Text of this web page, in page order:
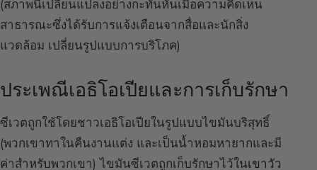
(สภาพนี้เปลี่ยนแปลงอย่างกะทันหันเมื่อความคิดเห็น
สาธารณะซึ่งได้รับการแจ้งเตือนจากสื่อและนักสิ่ง
แวดล้อม เปลี่ยนรูปแบบการบริโภค)
ประเพณีเอธิโอเปียและการเก็บรักษา
ซีเวตถูกใช้โดยชาวเอธิโอเปียในรูปแบบไขมันบริสุทธิ์
(พวกเขาทาในคืนงานแต่ง และเป็นน้ำหอมหายากและมี
ค่าสำหรับพวกเขา) ไขมันซีเวตถูกเก็บรักษาไว้ในเขาวัว